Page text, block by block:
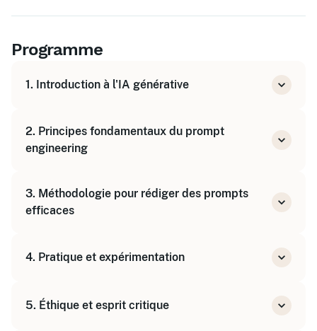
Programme
1. Introduction à l'IA générative
Fonctionnement de l’IA à partir d’un prompt
2. Principes fondamentaux du prompt
engineering
Importance du contexte et de la précision
3. Méthodologie pour rédiger des prompts
efficaces
adaptées
4. Pratique et expérimentation
Application sur projets personnels ou
5. Éthique et esprit critique